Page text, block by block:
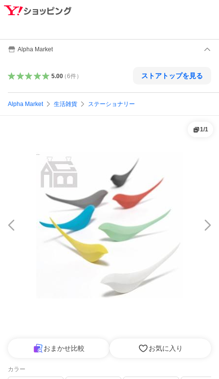
Alpha Market
5.00（6件） ストアトップを見る
Alpha Market 生活雑貨 ステーショナリー
1/1
おまかせ比較 お気に入り
カラー